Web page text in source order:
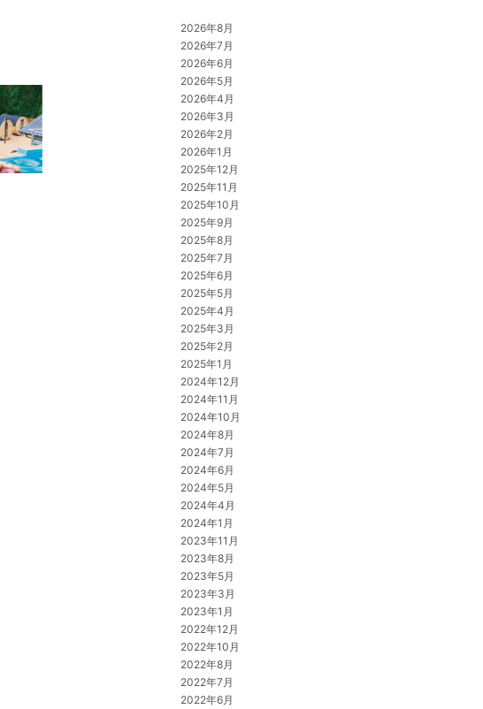
2026年8月
2026年7月
2026年6月
2026年5月
2026年4月
2026年3月
2026年2月
2026年1月
2025年12月
2025年11月
2025年10月
2025年9月
2025年8月
2025年7月
2025年6月
2025年5月
2025年4月
2025年3月
2025年2月
2025年1月
2024年12月
2024年11月
2024年10月
2024年8月
2024年7月
2024年6月
2024年5月
2024年4月
2024年1月
2023年11月
2023年8月
2023年5月
2023年3月
2023年1月
2022年12月
2022年10月
2022年8月
2022年7月
2022年6月